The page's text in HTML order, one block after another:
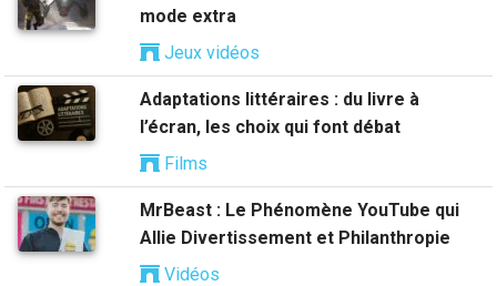
mode extra
Jeux vidéos
Adaptations littéraires : du livre à
l’écran, les choix qui font débat
Films
MrBeast : Le Phénomène YouTube qui
Allie Divertissement et Philanthropie
Vidéos